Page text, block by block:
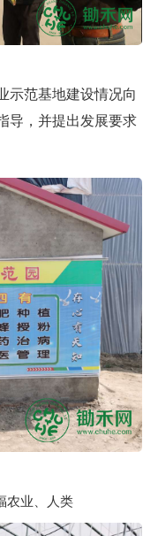
示范基地建设情况向
导，并提出发展要求
农业、人类